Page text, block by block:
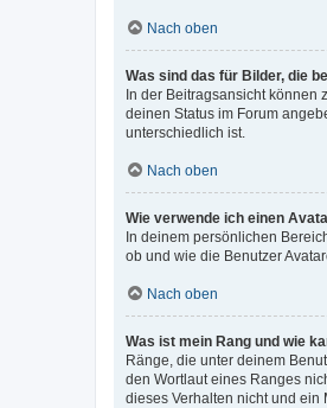
Nach oben
Was sind das für Bilder, die
In der Beitragsansicht können
deinen Status im Forum
unterschiedlich ist.
Nach oben
Wie verwende ich einen
In deinem persönlichen
ob und wie die Benutzer
Nach oben
Was ist mein Rang und wie
Ränge, die unter deinem
den Wortlaut eines Ranges
dieses Verhalten nicht und ein